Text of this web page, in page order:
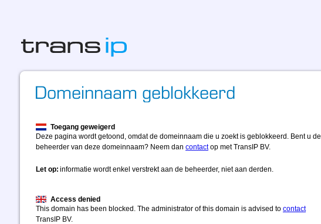
Toegang geweigerd
Deze pagina wordt getoond, omdat de domeinnaam die u zoekt is geblokkeerd. Bent u de
beheerder van deze domeinnaam? Neem dan contactop met TransIP BV.
Let op: informatie wordt enkel verstrekt aan de beheerder, niet aan derden.
Access denied
This domain has been blocked. The administrator of this domain is advised to contact
TransIP BV.